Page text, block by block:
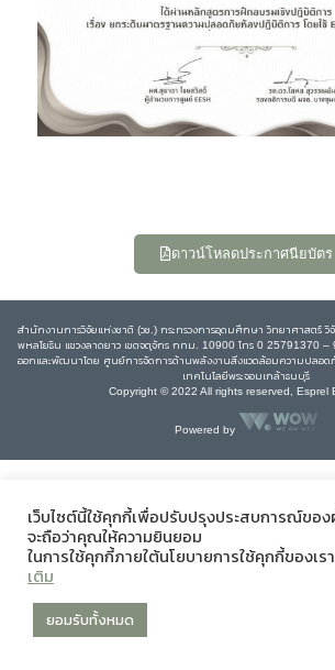
ดาวน์โหลดประกาศนียบัตร
สำนักงานการวิจัยแห่งชาติ (วช.) กระทรวงการอุดมศึกษา วิทยาศาสตร์
พหลโยธิน แขวงลาดยาว เขตจตุจักร กทม. 10900 โทร 0 25791370
ออกและพัฒนาโดย ศูนย์การจัดการด้านพลังงานสิ่งแวดล้อมความปลอด
เทคโนโลยีพระจอมเกล้าธนบุรี
Copyright © 2022 All rights reserved, Esprel
Powered by
เว็บไซต์นี้ใช้คุกกี้เพื่อปรับปรุงประสบการณ์ของ
จะถือว่าคุณให้ความยินยอม
ในการใช้คุกกี้ภายใต้นโยบายการใช้คุกกี้ของเรา
เติม
ยอมรับทั้งหมด